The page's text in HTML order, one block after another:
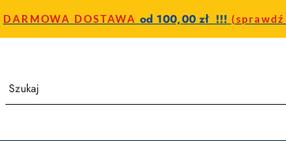
DARMOWA DOSTAWA od 100,00 zł !!! (sprawdź